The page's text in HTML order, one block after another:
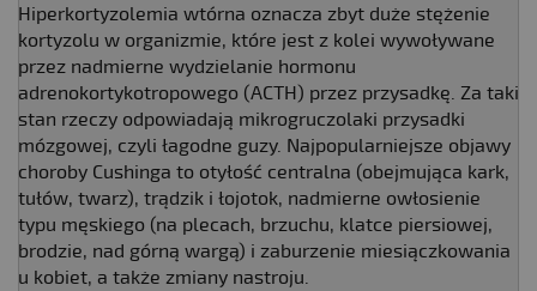
Hiperkortyzolemia wtórna oznacza zbyt duże stężenie
kortyzolu w organizmie, które jest z kolei wywoływane
przez nadmierne wydzielanie hormonu
adrenokortykotropowego (ACTH) przez przysadkę. Za taki
stan rzeczy odpowiadają mikrogruczolaki przysadki
mózgowej, czyli łagodne guzy. Najpopularniejsze objawy
choroby Cushinga to otyłość centralna (obejmująca kark,
tułów, twarz), trądzik i łojotok, nadmierne owłosienie
typu męskiego (na plecach, brzuchu, klatce piersiowej,
brodzie, nad górną wargą) i zaburzenie miesiączkowania
u kobiet, a także zmiany nastroju.